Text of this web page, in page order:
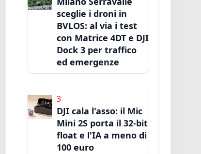
sceglie i droni in
BVLOS: al via i test
con Matrice 4DT e DJI
Dock 3 per traffico
ed emergenze
3
DJI cala l'asso: il Mic
Mini 2S porta il 32-bit
float e l'IA a meno di
100 euro